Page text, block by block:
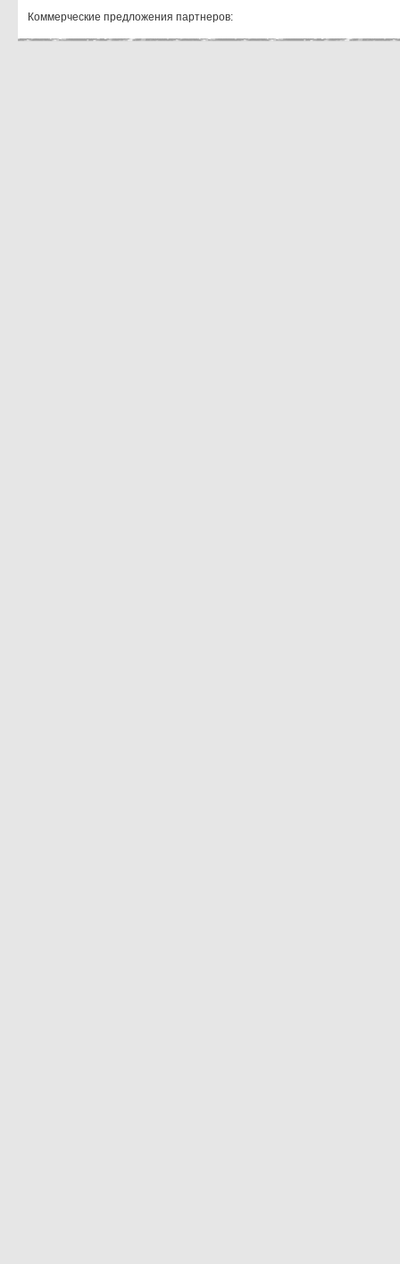
Коммерческие предложения партнеров: